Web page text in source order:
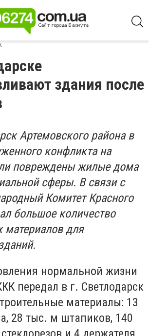
здания после
Артемовского района в
конфликта на
повреждены жилые дома
сферы. В связи с
Комитет Красного
большое количество
материалов для
нормальной жизни
передал в г. Светлодарск
материалы: 13
28 тыс. м штапиков, 140